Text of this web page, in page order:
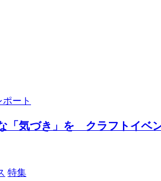
ポート
「気づき」を クラフトイベ
特集